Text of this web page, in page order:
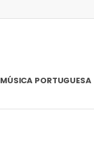
MÚSICA PORTUGUESA